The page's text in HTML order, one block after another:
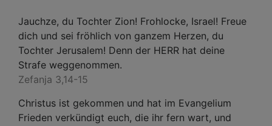
Jauchze, du Tochter Zion! Frohlocke, Israel! Freue
dich und sei fröhlich von ganzem Herzen, du
Tochter Jerusalem! Denn der HERR hat deine
Strafe weggenommen.
Zefanja 3,14-15
Christus ist gekommen und hat im Evangelium
Frieden verkündigt euch, die ihr fern wart, und